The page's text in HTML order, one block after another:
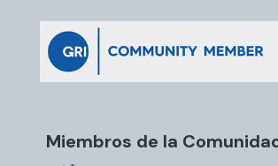
Miembros de la